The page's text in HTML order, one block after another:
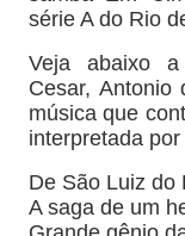
série A do Rio
Veja abaixo
Cesar, Antonio
música que
interpretada
De São Luiz do
A saga de um